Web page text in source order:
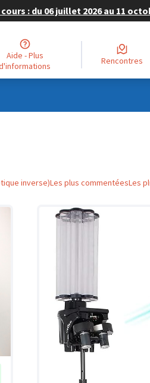
: du 06 juillet 2026 au 11
Aide - Plus
Rencontres
inverse)Les plus commentéesLes